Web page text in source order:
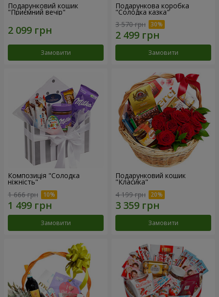
Подарунковий кошик
"Приємний вечір"
Замовити
Подарункова коробка
"Солодка казка"
3 570 грн
Замовити
Композиція "Солодка
ніжність"
1 666 грн
Замовити
Подарунковий кошик
"Класика"
4 199 грн
Замовити